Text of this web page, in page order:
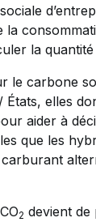
la
la quantité
le carbone
États, elles
aider à
que les
2 devient de